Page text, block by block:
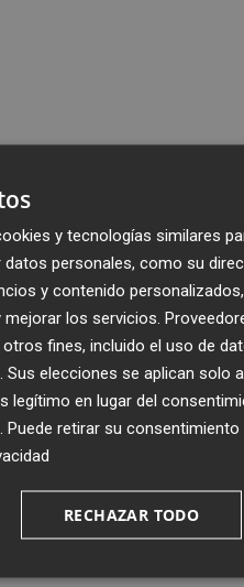
la actualidad de
en tu correo
y tecnologías similares
personales, como su
y contenido
los servicios.
fines, incluido el uso de
elecciones se aplican solo
legítimo en lugar del
. Puede retirar su
RECHAZAR TODO